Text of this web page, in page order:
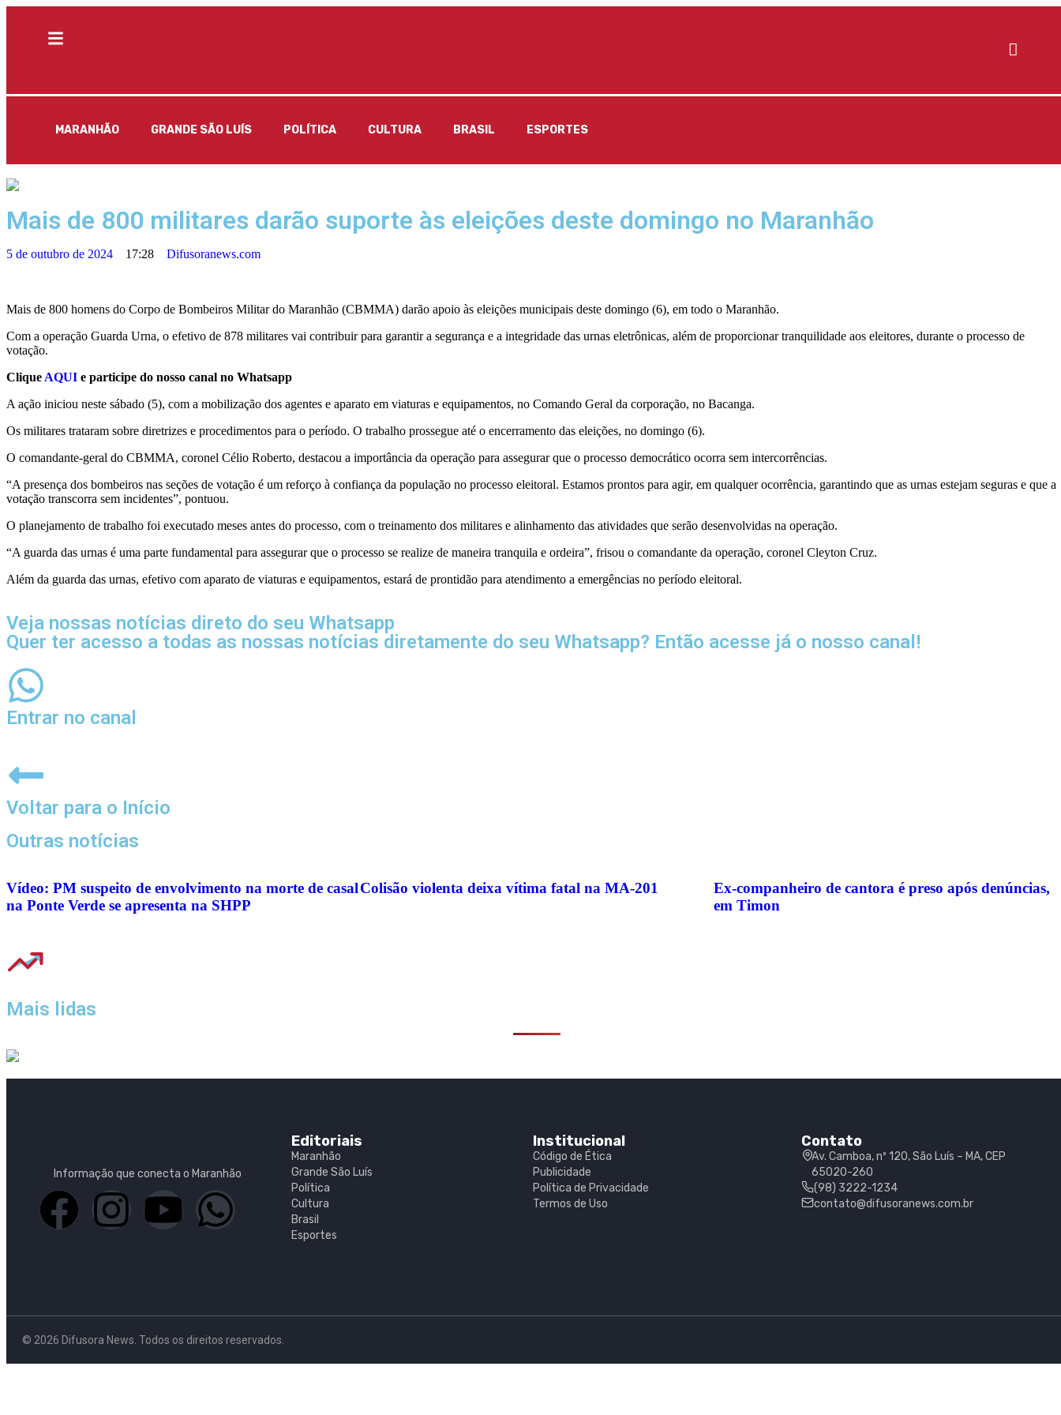
MARANHÃO GRANDE SÃO LUÍS POLÍTICA CULTURA BRASIL ESPORTES
Mais de 800 militares darão suporte às eleições deste domingo no Maranhão
5 de outubro de 2024 17:28 Difusoranews.com
Mais de 800 homens do Corpo de Bombeiros Militar do Maranhão (CBMMA) darão apoio às eleições municipais deste domingo (6), em todo o Maranhão.
Com a operação Guarda Urna, o efetivo de 878 militares vai contribuir para garantir a segurança e a integridade das urnas eletrônicas, além de proporcionar tranquilidade aos eleitores, durante o processo de
votação.
Clique AQUI e participe do nosso canal no Whatsapp
A ação iniciou neste sábado (5), com a mobilização dos agentes e aparato em viaturas e equipamentos, no Comando Geral da corporação, no Bacanga.
Os militares trataram sobre diretrizes e procedimentos para o período. O trabalho prossegue até o encerramento das eleições, no domingo (6).
O comandante-geral do CBMMA, coronel Célio Roberto, destacou a importância da operação para assegurar que o processo democrático ocorra sem intercorrências.
“A presença dos bombeiros nas seções de votação é um reforço à confiança da população no processo eleitoral. Estamos prontos para agir, em qualquer ocorrência, garantindo que as urnas estejam seguras e que a
votação transcorra sem incidentes”, pontuou.
O planejamento de trabalho foi executado meses antes do processo, com o treinamento dos militares e alinhamento das atividades que serão desenvolvidas na operação.
“A guarda das urnas é uma parte fundamental para assegurar que o processo se realize de maneira tranquila e ordeira”, frisou o comandante da operação, coronel Cleyton Cruz.
Além da guarda das urnas, efetivo com aparato de viaturas e equipamentos, estará de prontidão para atendimento a emergências no período eleitoral.
Veja nossas notícias direto do seu Whatsapp
Quer ter acesso a todas as nossas notícias diretamente do seu Whatsapp? Então acesse já o nosso canal!
Entrar no canal
Voltar para o Início
Outras notícias
Vídeo: PM suspeito de envolvimento na morte de casal
na Ponte Verde se apresenta na SHPP
Colisão violenta deixa vítima fatal na MA-201
Ex-companheiro de cantora é preso após denúncias,
em Timon
Mais lidas
Informação que conecta o Maranhão
Editoriais
Maranhão
Grande São Luís
Política
Cultura
Brasil
Esportes
Institucional
Código de Ética
Publicidade
Política de Privacidade
Termos de Uso
Contato
Av. Camboa, nº 120, São Luís – MA, CEP
65020-260
(98) 3222-1234
contato@difusoranews.com.br
© 2026 Difusora News. Todos os direitos reservados.